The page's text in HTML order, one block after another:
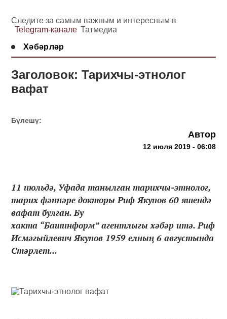
Следите за самым важным и интересным в
Telegram-канале Татмедиа
Хәбәрләр
Заголовок: Тарихчы-этнолог
вафат
Бүлешү:
Автор
12 июля 2019 - 06:08
11 июльдә, Уфада танылган тарихчы-этнолог,
тарих фәннәре докторы Риф Якупов 60 яшендә
вафат булган. Бу
хакта “Башинформ” агентлыгы хәбәр итә. Риф
Исмәгыйлевич Якупов 1959 елның 6 августында
Стәрлет...